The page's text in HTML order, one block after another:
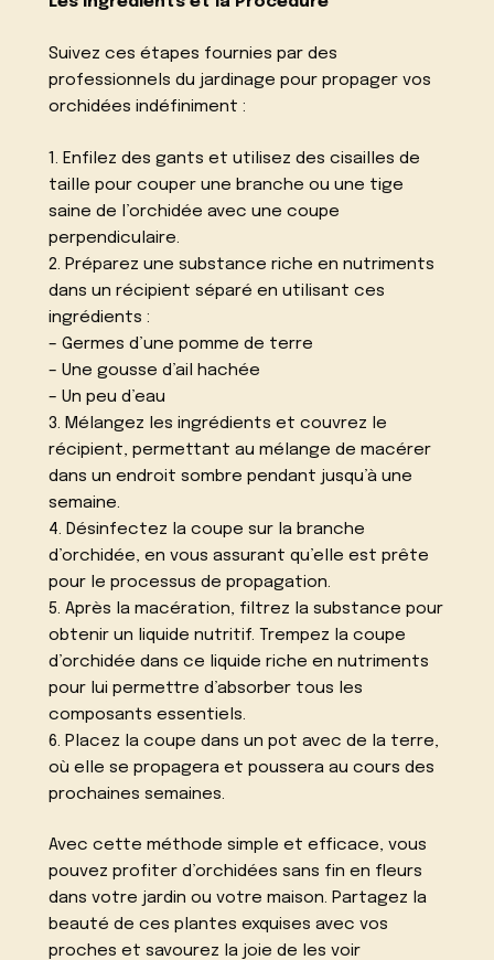
Suivez ces étapes fournies par des
professionnels du jardinage pour propager vos
orchidées indéfiniment :
1. Enfilez des gants et utilisez des cisailles de
taille pour couper une branche ou une tige
saine de l’orchidée avec une coupe
perpendiculaire.
2. Préparez une substance riche en nutriments
dans un récipient séparé en utilisant ces
ingrédients :
– Germes d’une pomme de terre
– Une gousse d’ail hachée
– Un peu d’eau
3. Mélangez les ingrédients et couvrez le
récipient, permettant au mélange de macérer
dans un endroit sombre pendant jusqu’à une
semaine.
4. Désinfectez la coupe sur la branche
d’orchidée, en vous assurant qu’elle est prête
pour le processus de propagation.
5. Après la macération, filtrez la substance pour
obtenir un liquide nutritif. Trempez la coupe
d’orchidée dans ce liquide riche en nutriments
pour lui permettre d’absorber tous les
composants essentiels.
6. Placez la coupe dans un pot avec de la terre,
où elle se propagera et poussera au cours des
prochaines semaines.
Avec cette méthode simple et efficace, vous
pouvez profiter d’orchidées sans fin en fleurs
dans votre jardin ou votre maison. Partagez la
beauté de ces plantes exquises avec vos
proches et savourez la joie de les voir